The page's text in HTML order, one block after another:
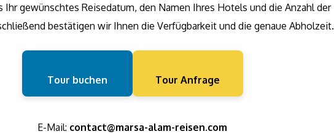
Ihr gewünschtes Reisedatum, den Namen Ihres Hotels und die Anzahl der
bestätigen wir Ihnen die Verfügbarkeit und die genaue Abholzeit.
Tour buchen Tour Anfrage
E-Mail: contact@marsa-alam-reisen.com